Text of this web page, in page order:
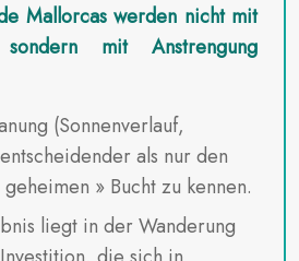
Mallorcas werden nicht mit
mit Anstrengung
(Sonnenverlauf,
als nur den
» Bucht zu kennen.
liegt in der Wanderung